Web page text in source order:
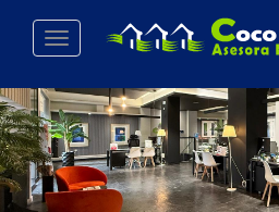
Toggle navigation